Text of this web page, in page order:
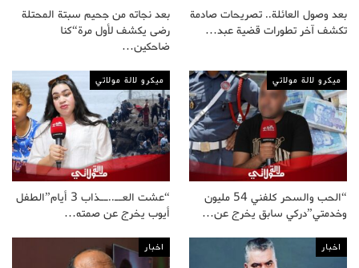
بعد وصول العائلة.. تصريحات صادمة
تكشف آخر تطورات قضية عبد…
بعد نجاته من جحيم سبتة المحتلة
رضى يكشف لأول مرة“كنا
ضاحكين…
ميكرو لالة مولاتي
“الحب والسحر كلفني 54 مليون
وخدمتي”دركي سابق يخرج عن…
ميكرو لالة مولاتي
“عشت العــ..ــذاب 3 أيام”الطفل
أيوب يخرج عن صمته…
اخبار اخبار